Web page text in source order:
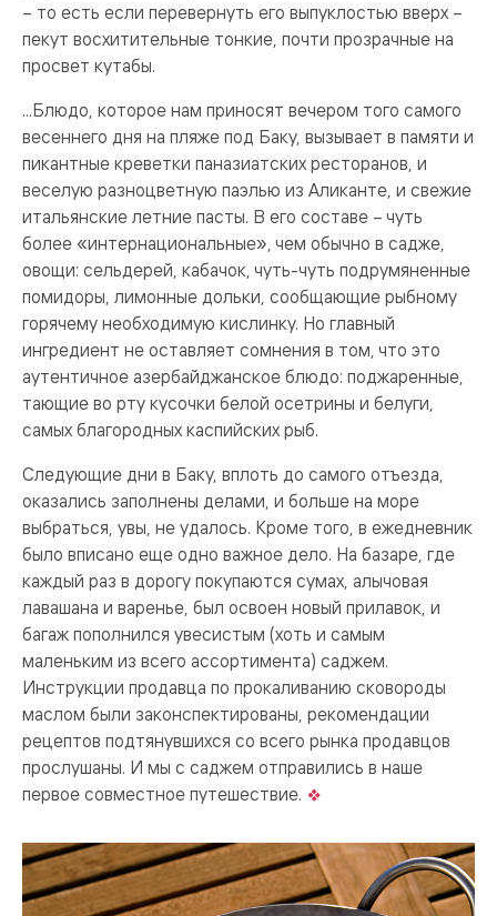
– то есть если перевернуть его выпуклостью вверх –
пекут восхитительные тонкие, почти прозрачные на
просвет кутабы.
...Блюдо, которое нам приносят вечером того самого
весеннего дня на пляже под Баку, вызывает в памяти и
пикантные креветки паназиатских ресторанов, и
веселую разноцветную паэлью из Аликанте, и свежие
итальянские летние пасты. В его составе – чуть
более «интернациональные», чем обычно в садже,
овощи: сельдерей, кабачок, чуть-чуть подрумяненные
помидоры, лимонные дольки, сообщающие рыбному
горячему необходимую кислинку. Но главный
ингредиент не оставляет сомнения в том, что это
аутентичное азербайджанское блюдо: поджаренные,
тающие во рту кусочки белой осетрины и белуги,
самых благородных каспийских рыб.
Следующие дни в Баку, вплоть до самого отъезда,
оказались заполнены делами, и больше на море
выбраться, увы, не удалось. Кроме того, в ежедневник
было вписано еще одно важное дело. На базаре, где
каждый раз в дорогу покупаются сумах, алычовая
лавашана и варенье, был освоен новый прилавок, и
багаж пополнился увесистым (хоть и самым
маленьким из всего ассортимента) саджем.
Инструкции продавца по прокаливанию сковороды
маслом были законспектированы, рекомендации
рецептов подтянувшихся со всего рынка продавцов
прослушаны. И мы с саджем отправились в наше
первое совместное путешествие.